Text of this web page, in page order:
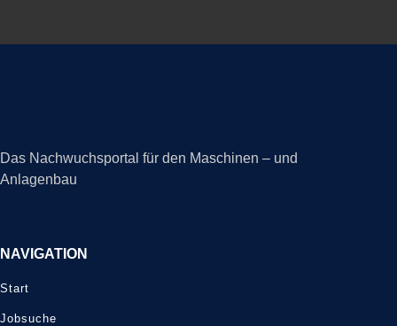
Das Nachwuchsportal für den Maschinen – und
Anlagenbau
NAVIGATION
Start
Jobsuche